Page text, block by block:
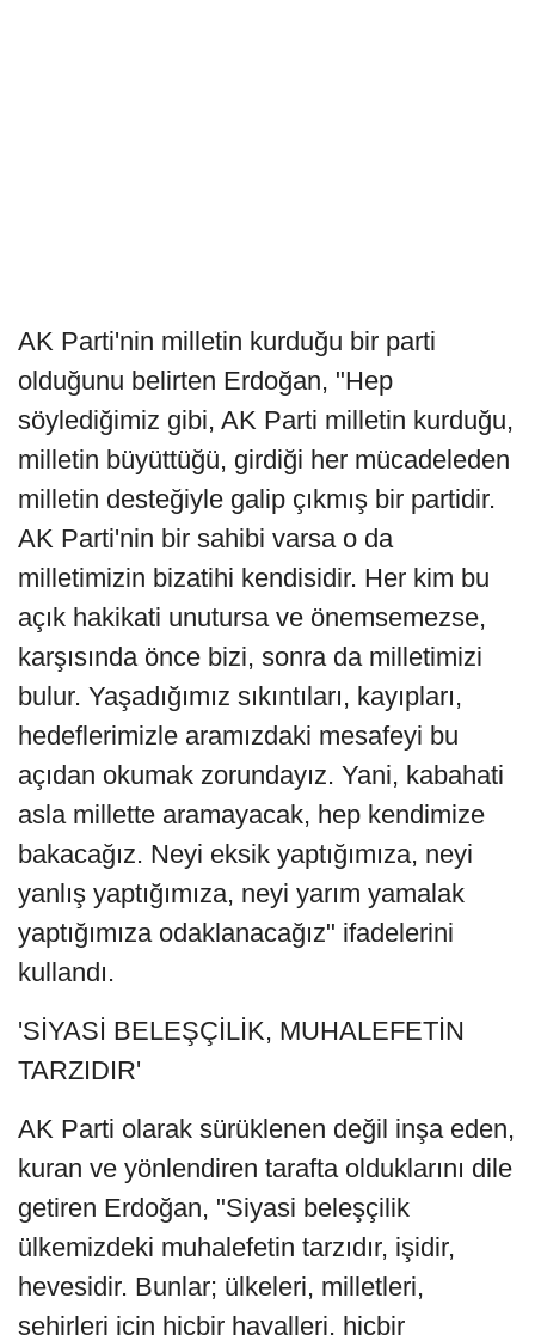
AK Parti'nin milletin kurduğu bir parti
olduğunu belirten Erdoğan, "Hep
söylediğimiz gibi, AK Parti milletin kurduğu,
milletin büyüttüğü, girdiği her mücadeleden
milletin desteğiyle galip çıkmış bir partidir.
AK Parti'nin bir sahibi varsa o da
milletimizin bizatihi kendisidir. Her kim bu
açık hakikati unutursa ve önemsemezse,
karşısında önce bizi, sonra da milletimizi
bulur. Yaşadığımız sıkıntıları, kayıpları,
hedeflerimizle aramızdaki mesafeyi bu
açıdan okumak zorundayız. Yani, kabahati
asla millette aramayacak, hep kendimize
bakacağız. Neyi eksik yaptığımıza, neyi
yanlış yaptığımıza, neyi yarım yamalak
yaptığımıza odaklanacağız" ifadelerini
kullandı.
'SİYASİ BELEŞÇİLİK, MUHALEFETİN
TARZIDIR'
AK Parti olarak sürüklenen değil inşa eden,
kuran ve yönlendiren tarafta olduklarını dile
getiren Erdoğan, "Siyasi beleşçilik
ülkemizdeki muhalefetin tarzıdır, işidir,
hevesidir. Bunlar; ülkeleri, milletleri,
şehirleri için hiçbir hayalleri, hiçbir